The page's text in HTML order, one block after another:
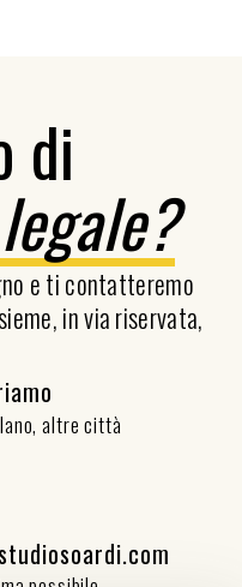
di
e ti contatteremo
in via riservata,
altre città